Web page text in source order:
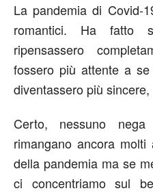
La pandemia di Covid-
romantici. Ha fatto
ripensassero
fossero più attente a
diventassero più
Certo, nessuno
rimangano ancora
della pandemia ma se
ci concentriamo sul